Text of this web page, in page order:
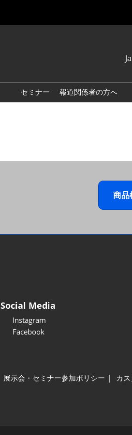
English
繁體中
セミナー 報道関係者の方へ
商
Social Media
Instagram
Facebook
展示会・セミナー参加ポリシー
カ